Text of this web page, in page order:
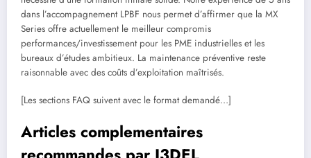
dans l’accompagnement LPBF nous permet d’affirmer que la MX
Series offre actuellement le meilleur compromis
performances/investissement pour les PME industrielles et les
bureaux d’études ambitieux. La maintenance préventive reste
raisonnable avec des coûts d’exploitation maîtrisés.
[Les sections FAQ suivent avec le format demandé…]
Articles complementaires